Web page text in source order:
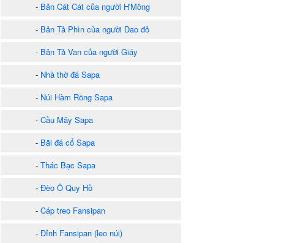
- Bản Cát Cát của người H'Mông
- Bản Tả Phìn của người Dao đỏ
- Bản Tả Van của người Giáy
- Nhà thờ đá Sapa
- Núi Hàm Rồng Sapa
- Cầu Mây Sapa
- Bãi đá cổ Sapa
- Thác Bạc Sapa
- Đèo Ô Quy Hồ
- Cáp treo Fansipan
- Đỉnh Fansipan (leo núi)